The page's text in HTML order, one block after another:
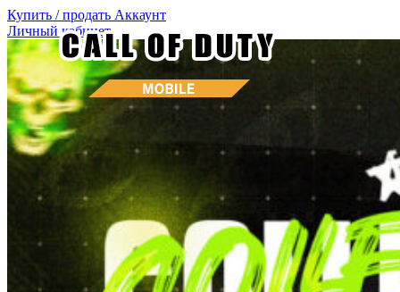
Купить / продать Аккаунт
Личный кабинет